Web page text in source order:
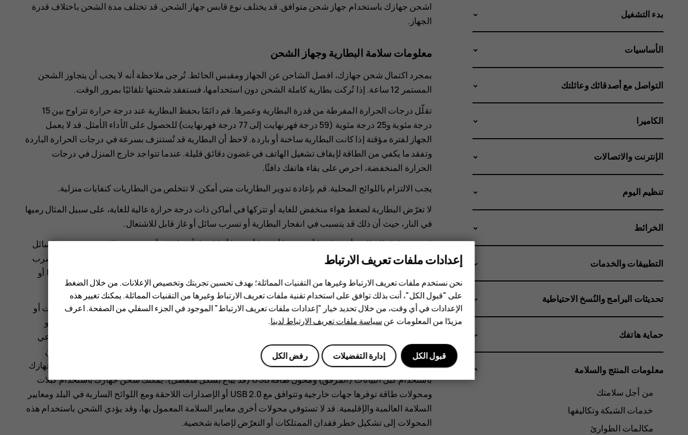
اشحن جهازك باستخدام جهاز شحن متوافق. قد يختلف نوع قابس جهاز الشحن. قد تختلف مدة الشحن باختلاف قدرة
الجهاز.
معلومات سلامة البطارية وجهاز الشحن
بمجرد اكتمال شحن جهازك، افصل الشاحن عن الجهاز ومقبس الحائط. تُرجى ملاحظة أنه لا يجب أن يتجاوز الشحن
المستمر 12 ساعة. إذا تُركت بطارية كاملة الشحن دون استخدامها، فستفقد شحنتها تلقائيًا بمرور الوقت.
تقلّل درجات الحرارة المفرطة من قدرة البطارية وعمرها. قم دائمًا بحفظ البطارية عند درجة حرارة تتراوح بين 15
درجة مئوية و25 درجة مئوية (59 درجة فهرنهايت إلى 77 درجة فهرنهايت) للحصول على الأداء الأمثل. قد لا يعمل
الجهاز لفترة مؤقتة إذا كانت البطارية ساخنة أو باردة. لاحظ أن البطارية قد تُستنزف بسرعة في درجات الحرارة الباردة
وتفقد ما يكفي من الطاقة لإيقاف تشغيل الهاتف في غضون دقائق قليلة. عندما تتواجد خارج المنزل في درجات
الحرارة المنخفضة، احرص على بقاء هاتفك دافئًا.
‏‫يجب الالتزام باللوائح المحلية. قم بإعادة تدوير البطاريات متى أمكن. لا تتخلص من البطاريات كنفايات منزلية.
لا تعرّض البطارية لضغط هواء منخفض للغاية أو تتركها في أماكن ذات درجة حرارة عالية للغاية، على سبيل المثال رميها
في النار، حيث أن ذلك قد يتسبب في انفجار البطارية أو تسرب سائل أو غاز قابل للاشتعال.
لا تقم بتفكيك البطارية أو تقطيعها أو سحقها أو ثنيها أو ثقبها أو إتلافها بأي طريقة أخرى. في حالة حدوث تسرب لسائل
البطارية، لا تدع السائل يلامس جلدك أو عينيك. وإذا حدث ذلك، فقم على الفور بغسل المناطق التي تعرضت للتسرب
بالماء أو الاتصال بالطبيب. لا تقم بإدخال تعديلات على البطارية أو تحاول إدخال أجسام غريبة فيها، ولا تقم بغمرها أو
تعريضها للماء أو لسوائل أخرى. قد تنفجر البطاريات في حالة تلفها.
استخدم البطارية وجهاز الشحن للأغراض المقصودة فقط. فقد يؤدي الاستخدام غير الصحيح أو استخدام بطاريات أو
أجهزة شحن غير معتمدة أو غير متوافقة إلى حدوث حريق أو انفجار أو مخاطر أخرى، وقد يُبطل ذلك أية موافقة أو
ضمان. إذا كنت تعتقد أن البطارية أو جهاز الشحن قد تعرض للتلف، فقم باصطحابه إلى أحد مراكز الخدمة أو موزعي
الهاتف قبل مواصلة استخدامه. لا تستخدم أبدًا أية بطارية أو جهاز شحن تالف. استخدم أجهزة الشحن في الأماكن
المغلقة فقط. لا تقم بشحن الجهاز أثناء حدوث عاصفة برقية. إذا لم يكن الشاحن مضمنًا في عبوة البيع، فاشحن جهازك
باستخدام كبل البيانات (المرفق) ومحول طاقة USB (قد يُباع بشكل منفصل). يمكنك شحن جهازك باستخدام كبلات
ومحولات طاقة توفرها جهات خارجية وتتوافق مع USB 2.0 أو الإصدارات اللاحقة ومع اللوائح السارية في البلد ومعايير
السلامة العالمية والإقليمية. قد لا تستوفي محولات أخرى معايير السلامة المعمول بها، وقد يؤدي الشحن باستخدام هذه
المحولات إلى تشكيل خطر فقدان الممتلكات أو التعرّض لإصابة شخصية.
بدء التشغيل
الأساسيات
التواصل مع أصدقائك وعائلتك
الكاميرا
الإنترنت والاتصالات
تنظيم اليوم
الخرائط
التطبيقات والخدمات
تحديثات البرامج والنُسخ الاحتياطية
حماية هاتفك
معلومات المنتج والسلامة
من أجل سلامتك
خدمات الشبكة وتكاليفها
مكالمات الطوارئ
إعدادات ملفات تعريف الارتباط
نحن نستخدم ملفات تعريف الارتباط وغيرها من التقنيات المماثلة؛ بهدف تحسين تجربتك وتخصيص الإعلانات. من خلال الضغط
على "قبول الكل"، أنت بذلك توافق على استخدام تقنية ملفات تعريف الارتباط وغيرها من التقنيات المماثلة. يمكنك تغيير هذه
الإعدادات في أي وقت، من خلال تحديد خيار "إعدادات ملفات تعريف الارتباط" الموجود في الجزء السفلي من الصفحة. اعرف
مزيدًا من المعلومات عنسياسة ملفات تعريف الارتباط لدينا.
رفض الكل إدارة التفضيلات قبول الكل